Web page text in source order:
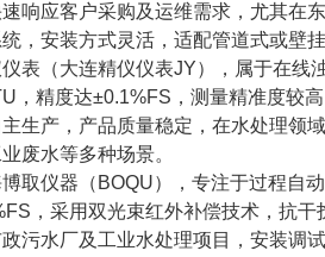
响应客户采购及运维需求，尤其在
，安装方式灵活，适配管道式或壁挂
表（大连精仪仪表JY），属于在线
，精度达±0.1%FS，测量精准度较
生产，产品质量稳定，在水处理领
废水等多种场景。
取仪器（BOQU），专注于过程自
，采用双光束红外补偿技术，抗
污水厂及工业水处理项目，安装调